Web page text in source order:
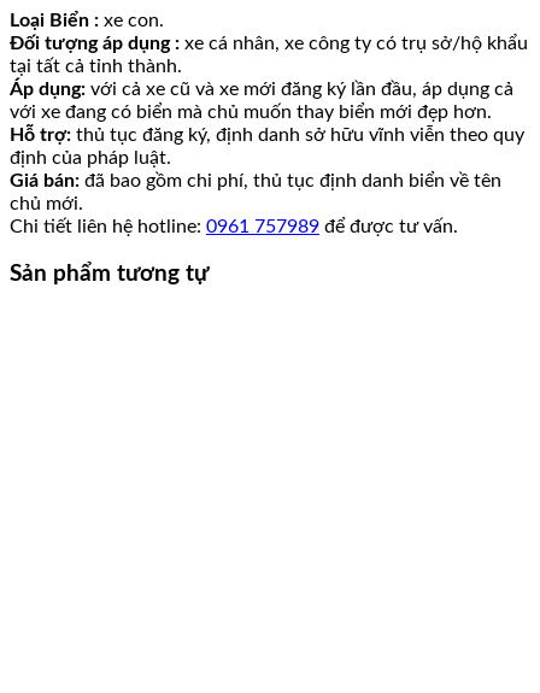
Loại Biển : xe con.
Đối tượng áp dụng : xe cá nhân, xe công ty có trụ sở/hộ khẩu
tại tất cả tỉnh thành.
Áp dụng: với cả xe cũ và xe mới đăng ký lần đầu, áp dụng cả
với xe đang có biển mà chủ muốn thay biển mới đẹp hơn.
Hỗ trợ: thủ tục đăng ký, định danh sở hữu vĩnh viễn theo quy
định của pháp luật.
Giá bán: đã bao gồm chi phí, thủ tục định danh biển về tên
chủ mới.
Chi tiết liên hệ hotline: 0961 757989 để được tư vấn.
Sản phẩm tương tự